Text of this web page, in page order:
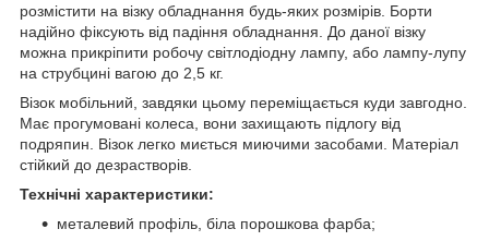
розмістити на візку обладнання будь-яких розмірів. Борти
надійно фіксують від падіння обладнання. До даної візку
можна прикріпити робочу світлодіодну лампу, або лампу-лупу
на струбцині вагою до 2,5 кг.
Візок мобільний, завдяки цьому переміщається куди завгодно.
Має прогумовані колеса, вони захищають підлогу від
подряпин. Візок легко миється миючими засобами. Матеріал
стійкий до дезрастворів.
Технічні характеристики:
металевий профіль, біла порошкова фарба;